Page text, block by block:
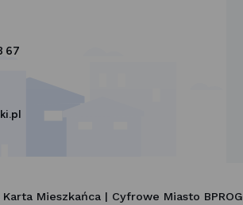
67
Mieszkańca | Cyfrowe Miasto BPROG